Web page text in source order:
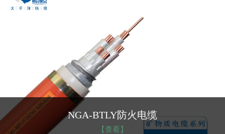
NGA-BTLY防火电缆
【查看】